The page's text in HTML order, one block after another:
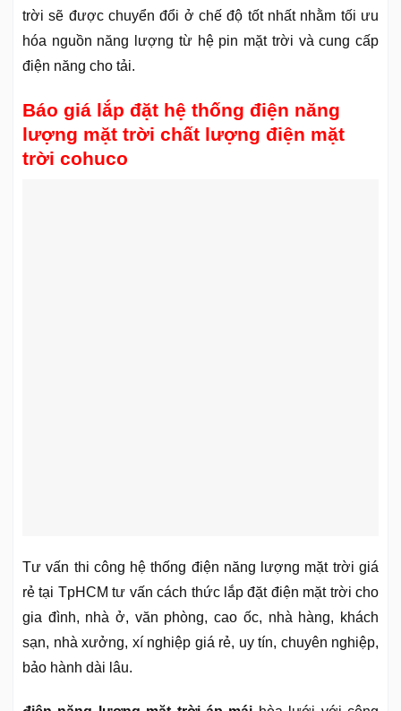
trời sẽ được chuyển đổi ở chế độ tốt nhất nhằm tối ưu
hóa nguồn năng lượng từ hệ pin mặt trời và cung cấp
điện năng cho tải.
Báo giá lắp đặt hệ thống điện năng
lượng mặt trời chất lượng điện mặt
trời cohuco
Tư vấn thi công hệ thống điện năng lượng mặt trời giá
rẻ tại TpHCM tư vấn cách thức lắp đặt điện mặt trời cho
gia đình, nhà ở, văn phòng, cao ốc, nhà hàng, khách
sạn, nhà xưởng, xí nghiệp giá rẻ, uy tín, chuyên nghiệp,
bảo hành dài lâu.